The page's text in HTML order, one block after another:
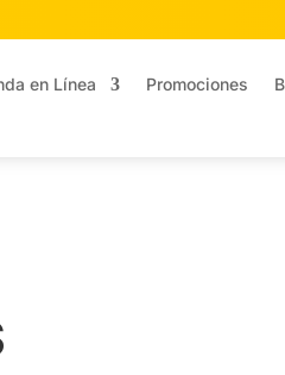
en Línea Promociones